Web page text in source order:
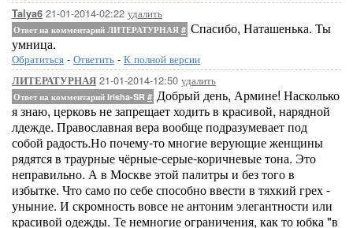
Talya6 21-01-2014-02:22 удалить
Ответ на комментарий ЛИТЕРАТУРНАЯ # Спасибо, Наташенька. Ты
умница.
Обратиться - Ответить - К полной версии
ЛИТЕРАТУРНАЯ 21-01-2014-12:50 удалить
Ответ на комментарий Irisha-SR # Добрый день, Армине! Насколько
я знаю, церковь не запрещает ходить в красивой, нарядной
лдежде. Православная вера вообще подразумевает под
собой радость.Но почему-то многие верующие женщины
рядятся в траурные чёрные-серые-коричневые тона. Это
неправильно. А в Москве этой палитры и без того в
избытке. Что само по себе способно ввести в тяхкий грех -
уныние. И скромность вовсе не антоним элегантности или
красивой одежды. Те немногие ограничения, как то юбка "в